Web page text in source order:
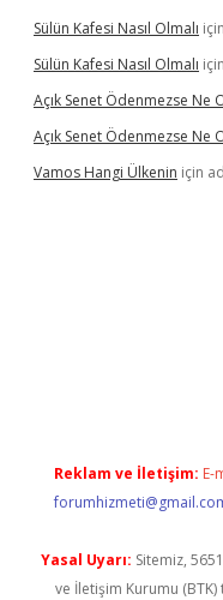
Sülün Kafesi Nasıl Olmalı için
Sülün Kafesi Nasıl Olmalı için
Açık Senet Ödenmezse Ne
Açık Senet Ödenmezse Ne
Vamos Hangi Ülkenin için
Reklam ve İletişim: E-
Yasal Uyarı: Sitemiz,
ve İletişim Kurumu (BTK)